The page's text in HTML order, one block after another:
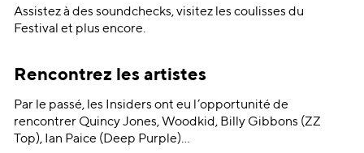
Assistez à des soundchecks, visitez les coulisses du
Festival et plus encore.
Rencontrez les artistes
Par le passé, les Insiders ont eu l’opportunité de
rencontrer Quincy Jones, Woodkid, Billy Gibbons (ZZ
Top), Ian Paice (Deep Purple)…